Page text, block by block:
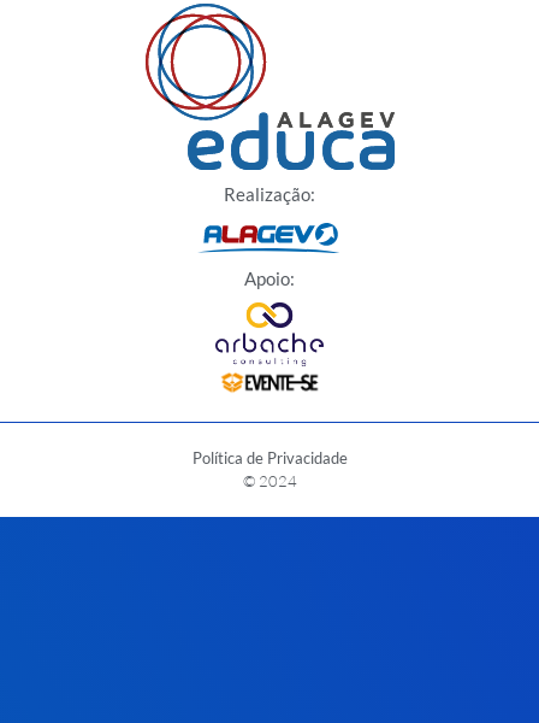
Realização:
Apoio:
© 2024
Política de Privacidade